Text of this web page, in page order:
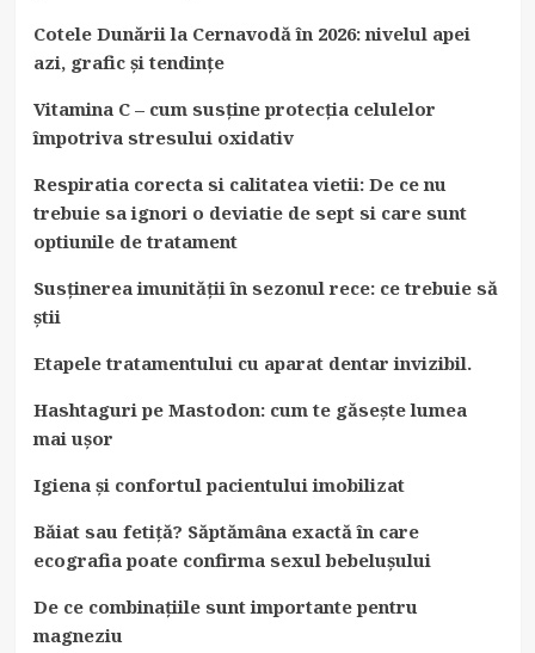
Cotele Dunării la Cernavodă în 2026: nivelul apei
azi, grafic și tendințe
Vitamina C – cum susține protecția celulelor
împotriva stresului oxidativ
Respiratia corecta si calitatea vietii: De ce nu
trebuie sa ignori o deviatie de sept si care sunt
optiunile de tratament
Susținerea imunității în sezonul rece: ce trebuie să
știi
Etapele tratamentului cu aparat dentar invizibil.
Hashtaguri pe Mastodon: cum te găsește lumea
mai ușor
Igiena și confortul pacientului imobilizat
Băiat sau fetiță? Săptămâna exactă în care
ecografia poate confirma sexul bebelușului
De ce combinațiile sunt importante pentru
magneziu